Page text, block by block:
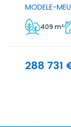
MODELE-
409 m²
288 731